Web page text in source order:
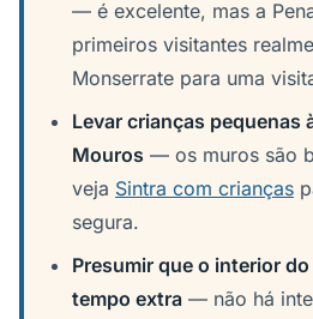
— é excelente, mas a
primeiros visitantes
Monserrate para uma
Levar crianças pequenas
Mouros — os muros são
veja Sintra com crianças
segura.
Presumir que o interior
tempo extra — não há